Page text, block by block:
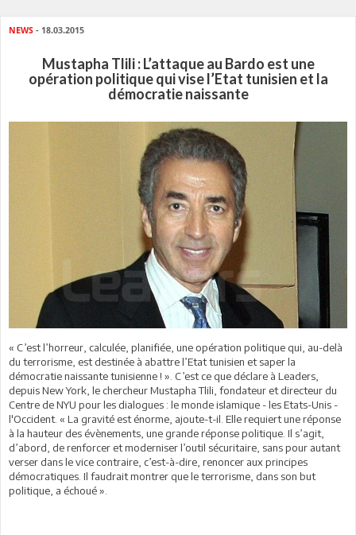
NEWS - 18.03.2015
Mustapha Tlili : L’attaque au Bardo est une
opération politique qui vise l’Etat tunisien et la
démocratie naissante
« C’est l’horreur, calculée, planifiée, une opération politique qui, au-delà
du terrorisme, est destinée à abattre l’Etat tunisien et saper la
démocratie naissante tunisienne ! ». C’est ce que déclare à Leaders,
depuis New York, le chercheur Mustapha Tlili, fondateur et directeur du
Centre de NYU pour les dialogues : le monde islamique - les Etats-Unis -
l'Occident. « La gravité est énorme, ajoute-t-il. Elle requiert une réponse
à la hauteur des évènements, une grande réponse politique. Il s’agit,
d’abord, de renforcer et moderniser l’outil sécuritaire, sans pour autant
verser dans le vice contraire, c’est-à-dire, renoncer aux principes
démocratiques. Il faudrait montrer que le terrorisme, dans son but
politique, a échoué ».